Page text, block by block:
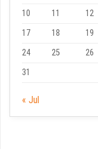
10
11 12
17
18 19
24
25 26
31
« Jul